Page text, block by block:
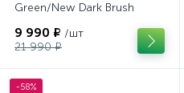
Green/New Dark Brush
9 990 ₽ /шт
21 990 ₽
-58%